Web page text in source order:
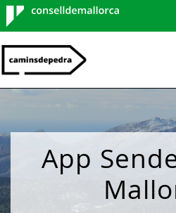
Consell de
Mallorca
App